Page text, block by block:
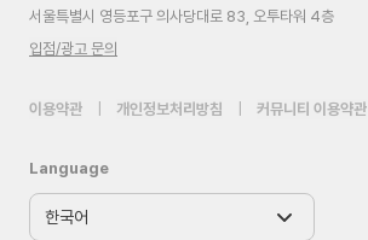
서울특별시 영등포구 의사당대로 83, 오투타워 4층
입점/광고 문의
이용약관 개인정보처리방침 커뮤니티 이용약관
Language